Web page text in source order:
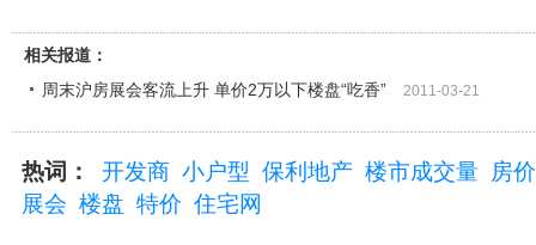
相关报道：
周末沪房展会客流上升 单价2万以下楼盘“吃香”
2011-03-21
热词： 开发商 小户型 保利地产 楼市成交量 房价
展会 楼盘 特价 住宅网